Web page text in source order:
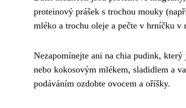
proteinový prášek s trochou mouky
mléko a trochu oleje a pečte v hrníčku
Nezapomínejte ani na chia pudink,
nebo kokosovým mlékem, sladidlem a
podáváním ozdobte ovocem a oříšky.